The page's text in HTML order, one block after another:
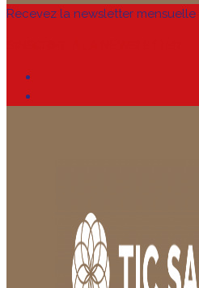
Recevez la newsletter mensuelle